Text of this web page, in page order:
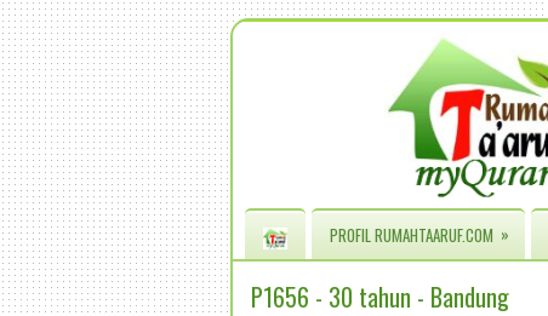
PROFIL RUMAHTAARUF.COM »
P1656 - 30 tahun - Bandung